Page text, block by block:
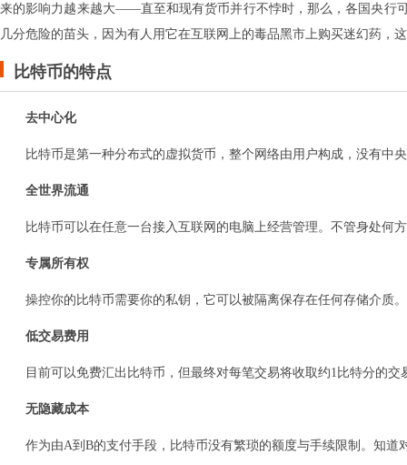
来的影响力越来越大——直至和现有货币并行不悖时，那么，各国央行
几分危险的苗头，因为有人用它在互联网上的毒品黑市上购买迷幻药，
比特币的特点
去中心化
比特币是第一种分布式的虚拟货币，整个网络由用户构成，没有中
全世界流通
比特币可以在任意一台接入互联网的电脑上经营管理。不管身处何
专属所有权
操控你的比特币需要你的私钥，它可以被隔离保存在任何存储介质
低交易费用
目前可以免费汇出比特币，但最终对每笔交易将收取约1比特分的
无隐藏成本
作为由A到B的支付手段，比特币没有繁琐的额度与手续限制。知道